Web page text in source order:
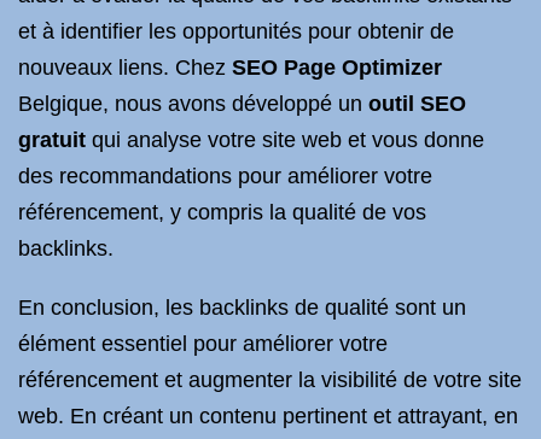
et à identifier les opportunités pour obtenir de
nouveaux liens. Chez SEO Page Optimizer
Belgique, nous avons développé un outil SEO
gratuit qui analyse votre site web et vous donne
des recommandations pour améliorer votre
référencement, y compris la qualité de vos
backlinks.
En conclusion, les backlinks de qualité sont un
élément essentiel pour améliorer votre
référencement et augmenter la visibilité de votre site
web. En créant un contenu pertinent et attrayant, en